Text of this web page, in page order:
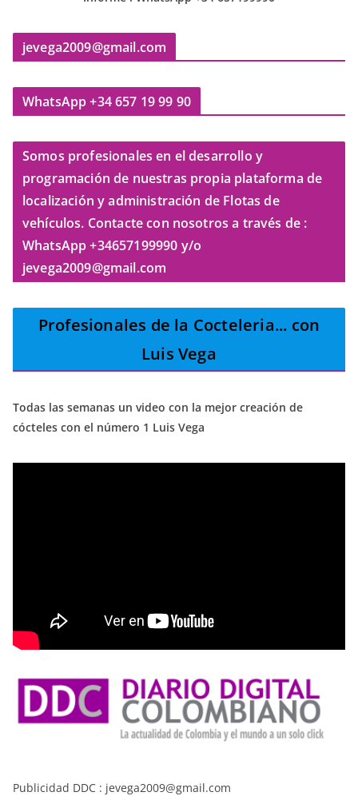
jevega2009@gmail.com
WhatsApp +34 657 19 99 90
Somos profesionales en el desarrollo y
programación de nuestras propia plataforma de
localización y administración de Flotas de
vehículos. Contacte con nosotros a través de :
WhatsApp +34657199990 y/o
jevega2009@gmail.com
Profesionales de la Cocteleria... con
Luis Vega
Todas las semanas un video con la mejor creación de
cócteles con el número 1 Luis Vega
Publicidad DDC : jevega2009@gmail.com